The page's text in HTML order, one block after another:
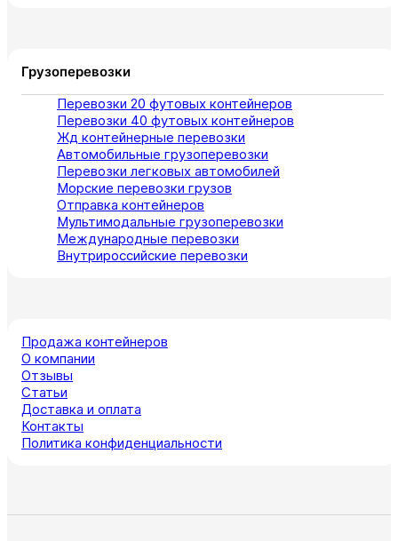
Продажа контейнеров
О компании
Отзывы
Статьи
Доставка и оплата
Контакты
Политика конфиденциальности
Грузоперевозки
Перевозки 20 футовых контейнеров
Перевозки 40 футовых контейнеров
Жд контейнерные перевозки
Автомобильные грузоперевозки
Перевозки легковых автомобилей
Морские перевозки грузов
Отправка контейнеров
Мультимодальные грузоперевозки
Международные перевозки
Внутрироссийские перевозки